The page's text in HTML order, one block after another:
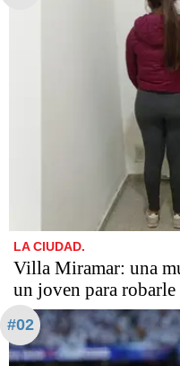
LA CIUDAD.
Villa Miramar: una
un joven para robarle
#02